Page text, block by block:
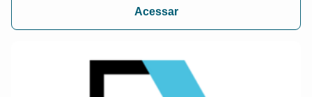
Acessar